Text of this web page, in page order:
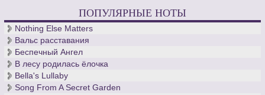
ПОПУЛЯРНЫЕ НОТЫ
Nothing Else Matters
Вальс расставания
Беспечный Ангел
В лесу родилась ёлочка
Bella's Lullaby
Song From A Secret Garden